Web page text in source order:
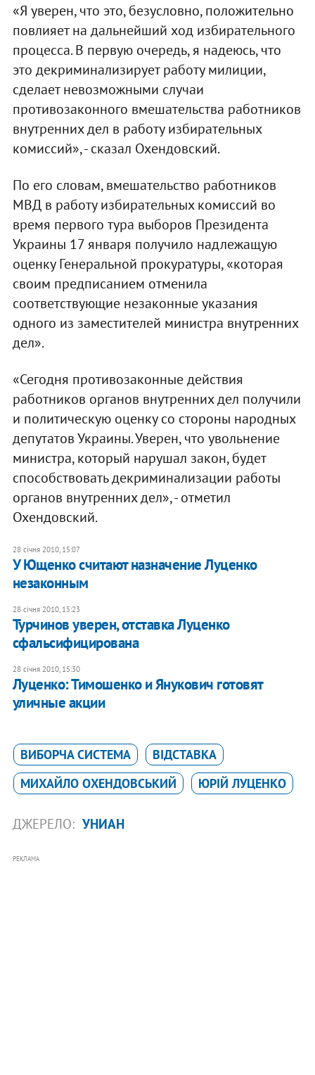
«Я уверен, что это, безусловно, положительно
повлияет на дальнейший ход избирательного
процесса. В первую очередь, я надеюсь, что
это декриминализирует работу милиции,
сделает невозможными случаи
противозаконного вмешательства работников
внутренних дел в работу избирательных
комиссий», - сказал Охендовский.
По его словам, вмешательство работников
МВД в работу избирательных комиссий во
время первого тура выборов Президента
Украины 17 января получило надлежащую
оценку Генеральной прокуратуры, «которая
своим предписанием отменила
соответствующие незаконные указания
одного из заместителей министра внутренних
дел».
«Сегодня противозаконные действия
работников органов внутренних дел получили
и политическую оценку со стороны народных
депутатов Украины. Уверен, что увольнение
министра, который нарушал закон, будет
способствовать декриминализации работы
органов внутренних дел», - отметил
Охендовский.
28 січня 2010, 15:07
У Ющенко считают назначение Луценко
незаконным
28 січня 2010, 15:23
Турчинов уверен, отставка Луценко
сфальсифицирована
28 січня 2010, 15:30
Луценко: Тимошенко и Янукович готовят
уличные акции
ВИБОРЧА СИСТЕМА
ВІДСТАВКА
МИХАЙЛО ОХЕНДОВСЬКИЙ
ЮРІЙ ЛУЦЕНКО
ДЖЕРЕЛО: УНИАН
РЕКЛАМА